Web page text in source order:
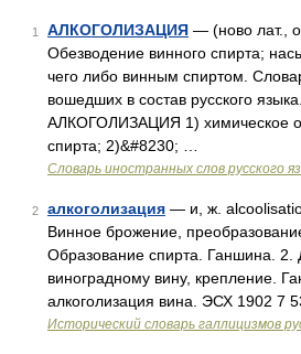
1 АЛКОГОЛИЗАЦИЯ — (ново лат.,
Обезводение винного спирта;
чего либо винным спиртом.
вошедших в состав русского
АЛКОГОЛИЗАЦИЯ 1) химическое
спирта; 2)&#8230; …
Словарь иностранных слов русского
2 алкоголизация — и, ж.
Винное брожение,
Образование спирта. Ганшина. 2.
виноградному вину, крепление.
алкоголизация вина. ЭСХ 1902 7
Исторический словарь галлицизмов